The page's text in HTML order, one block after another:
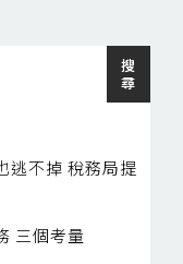
搜
尋
逃不掉 稅務局提
三個考量